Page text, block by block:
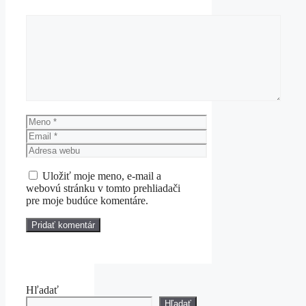
Meno
Email
Adresa
webu
Uložiť moje meno, e-mail a
webovú stránku v tomto prehliadači
pre moje budúce komentáre.
Hľadať
Hľadať